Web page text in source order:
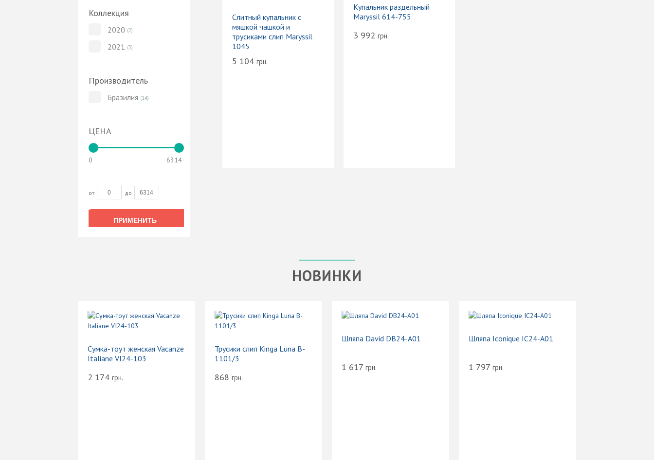
Слитный купальник с
мяшкой чашкой и
трусиками слип Maryssil
1045
5 104 грн.
Купальник раздельный
Maryssil 614-755
3 992 грн.
Коллекция
2020 (2)
2021 (3)
Производитель
Бразилия (14)
ЦЕНА
0 6314
от до
ПРИМЕНИТЬ
НОВИНКИ
Сумка-тоут женская Vacanze
Italiane VI24-103
2 174 грн.
Трусики слип Kinga Luna B-
1101/3
868 грн.
Шляпа David DB24-A01
1 617 грн.
Шляпа Iconique IC24-A01
1 797 грн.